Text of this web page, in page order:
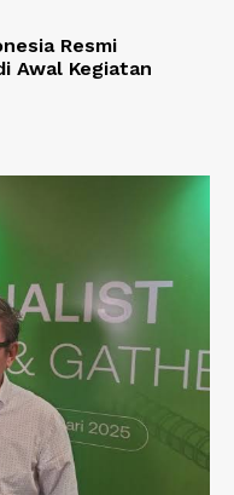
Resmi
Awal Kegiatan